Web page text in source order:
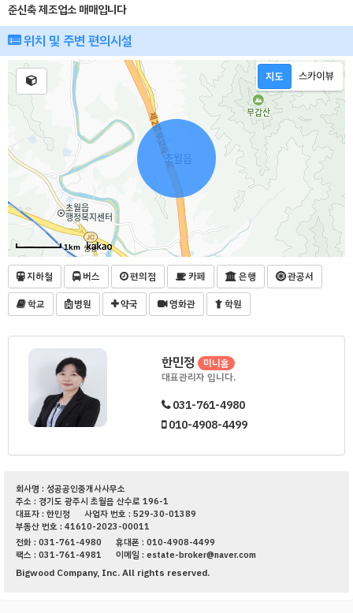
준신축 제조업소 매매입니다
위치 및 주변 편의시설
1km
지하철 버스 편의점 카페 은행
관공서
학교
병원 약국 영화관 학원
한민정 미니홈
대표관리자 입니다.
031-761-4980
010-4908-4499
회사명 : 성공공인중개사사무소
주소 : 경기도 광주시 초월읍 산수로 196-1
대표자 : 한민정
사업자 번호 : 529-30-01389
부동산 번호 : 41610-2023-00011
전화 : 031-761-4980
휴대폰 : 010-4908-4499
팩스 : 031-761-4981
이메일 : estate-broker@naver.com
Bigwood Company, Inc. All rights reserved.